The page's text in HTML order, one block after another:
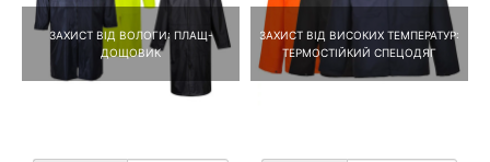
ЗАХИСТ ВІД ВОЛОГИ: ПЛАЩ-
ДОЩОВИК
ЗАХИСТ ВІД ВИСОКИХ ТЕМПЕРАТУР:
ТЕРМОСТІЙКИЙ СПЕЦОДЯГ